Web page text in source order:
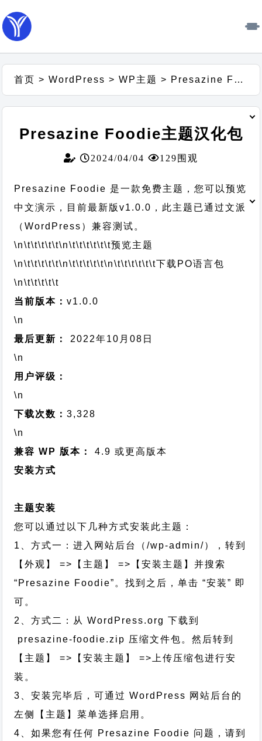
首页 >WordPress >WP主题 > Presazine Foodie主题汉化包
Presazine Foodie主题汉化包
2024/04/04 129围观
Presazine Foodie 是一款免费主题，您可以预览
中文演示，目前最新版v1.0.0，此主题已通过文派
（WordPress）兼容测试。
\n\t\t\t\t\t\n\t\t\t\t\t\t预览主题
\n\t\t\t\t\t\n\t\t\t\t\t\n\t\t\t\t\t\t下载PO语言包
\n\t\t\t\t\t
当前版本：v1.0.0
\n
最后更新：
2022年10月08日
\n
用户评级：
\n
下载次数：3,328
\n
兼容 WP 版本：
4.9 或更高版本
安装方式
主题安装
您可以通过以下几种方式安装此主题：
1、方式一：进入网站后台（/wp-admin/），转到
【外观】 =>【主题】 =>【安装主题】并搜索
“Presazine Foodie”。找到之后，单击 “安装” 即
可。
2、方式二：从 WordPress.org 下载到
presazine-foodie.zip 压缩文件包。然后转到
【主题】 =>【安装主题】 =>上传压缩包进行安
装。
3、安装完毕后，可通过 WordPress 网站后台的
左侧【主题】菜单选择启用。
4、如果您有任何 Presazine Foodie 问题，请到